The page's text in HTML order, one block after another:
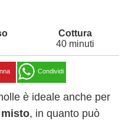
40 minuti
Condividi
è ideale anche per
, in quanto può